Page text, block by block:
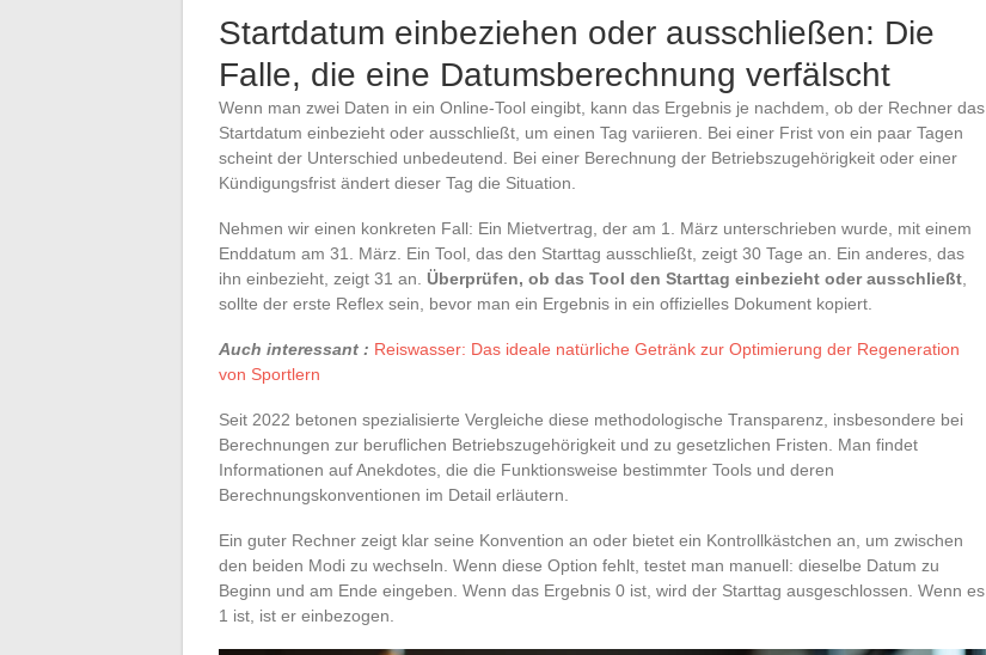
Startdatum einbeziehen oder ausschließen: Die
Falle, die eine Datumsberechnung verfälscht
Wenn man zwei Daten in ein Online-Tool eingibt, kann das Ergebnis je nachdem, ob der Rechner das
Startdatum einbezieht oder ausschließt, um einen Tag variieren. Bei einer Frist von ein paar Tagen
scheint der Unterschied unbedeutend. Bei einer Berechnung der Betriebszugehörigkeit oder einer
Kündigungsfrist ändert dieser Tag die Situation.
Nehmen wir einen konkreten Fall: Ein Mietvertrag, der am 1. März unterschrieben wurde, mit einem
Enddatum am 31. März. Ein Tool, das den Starttag ausschließt, zeigt 30 Tage an. Ein anderes, das
ihn einbezieht, zeigt 31 an. Überprüfen, ob das Tool den Starttag einbezieht oder ausschließt
sollte der erste Reflex sein, bevor man ein Ergebnis in ein offizielles Dokument kopiert.
Auch interessant : Reiswasser: Das ideale natürliche Getränk zur Optimierung der Regeneration
von Sportlern
Seit 2022 betonen spezialisierte Vergleiche diese methodologische Transparenz, insbesondere bei
Berechnungen zur beruflichen Betriebszugehörigkeit und zu gesetzlichen Fristen. Man findet
Informationen auf Anekdotes, die die Funktionsweise bestimmter Tools und deren
Berechnungskonventionen im Detail erläutern.
Ein guter Rechner zeigt klar seine Konvention an oder bietet ein Kontrollkästchen an, um zwischen
den beiden Modi zu wechseln. Wenn diese Option fehlt, testet man manuell: dieselbe Datum zu
Beginn und am Ende eingeben. Wenn das Ergebnis 0 ist, wird der Starttag ausgeschlossen. Wenn es
1 ist, ist er einbezogen.